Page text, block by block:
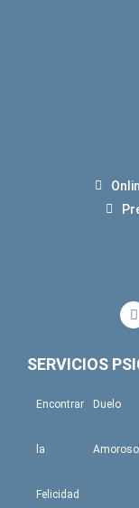
F
a
c
b
SERVICIOS
Encontrar
la
Felicidad
Duelo
Amoroso